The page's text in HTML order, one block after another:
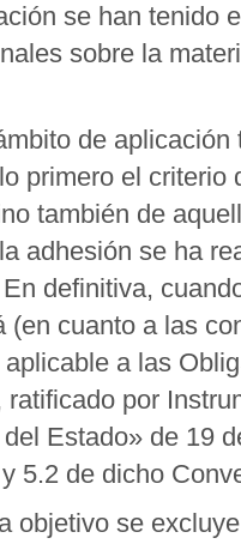
se han tenido
sobre la
de
primero el
también de
adhesión se ha
definitiva,
(en cuanto a las
a las
por
Estado» de 19
5.2 de dicho
objetivo se